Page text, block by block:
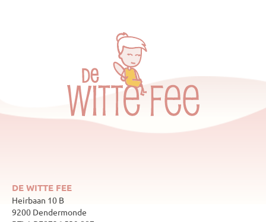
DE WITTE FEE
Heirbaan 10 B
9200 Dendermonde